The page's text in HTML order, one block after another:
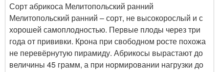
Сорт абрикоса Мелитопольский ранний
Мелитопольский ранний – сорт, не высокорослый и с
хорошей самоплодностью. Первые плоды через три
года от прививки. Крона при свободном росте похожа
не перевёрнутую пирамиду. Абрикосы вырастают до
величины 45 грамм, а при нормировании нагрузки до